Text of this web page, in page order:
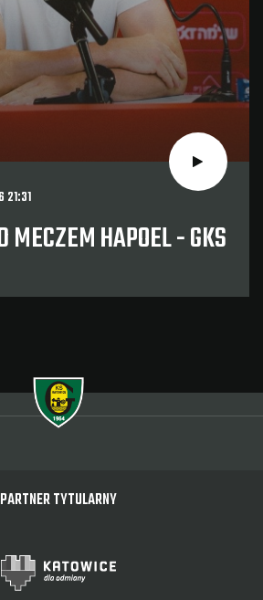
21:31
MECZEM HAPOEL - GKS
PARTNER TYTULARNY